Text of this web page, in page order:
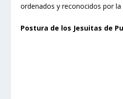
ordenados y reconocidos por
Postura de los Jesuitas de